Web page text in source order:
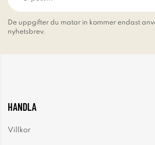
De uppgifter du matar in kommer endast
nyhetsbrev.
HANDLA
Villkor